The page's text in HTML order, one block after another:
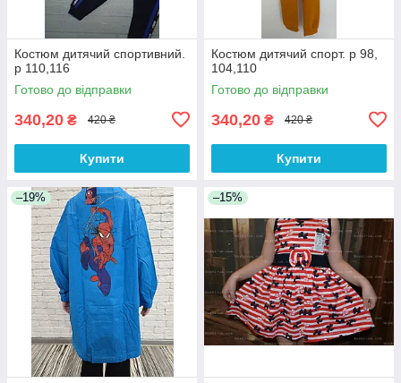
Костюм дитячий спортивний.
р 110,116
Готово до відправки
340,20 ₴ 420 ₴
Купити
Костюм дитячий спорт. р 98,
104,110
Готово до відправки
340,20 ₴ 420 ₴
Купити
–19% –15%